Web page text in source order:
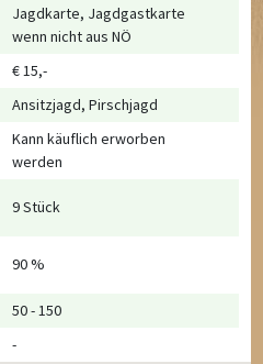
Jagdkarte, Jagdgastkarte
wenn nicht aus NÖ
€ 15,-
Ansitzjagd, Pirschjagd
Kann käuflich erworben
werden
9 Stück
90 %
50 - 150
-